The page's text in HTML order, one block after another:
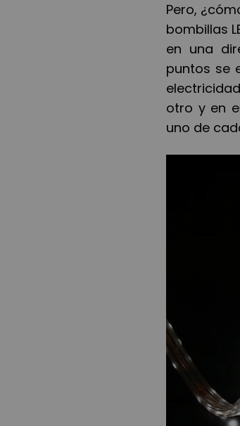
Pero,
bombillas
en una
puntos se
otro y en
uno de